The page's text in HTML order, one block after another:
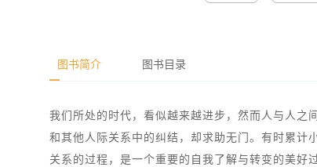
图书简介 图书目录
我们所处的时代，看似越来越进步，然而人与人之
和其他人际关系中的纠结，却求助无门。有时累计
关系的过程，是一个重要的自我了解与转变的美好